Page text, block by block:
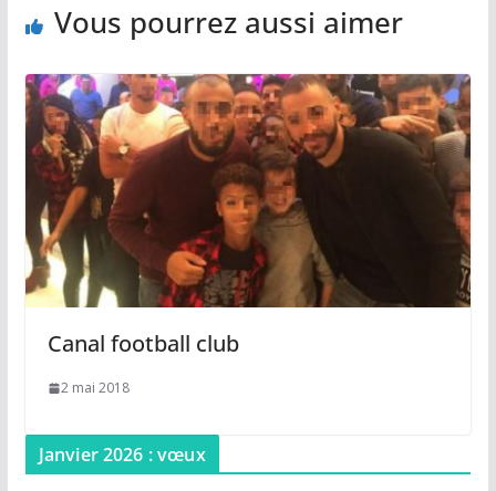
Vous pourrez aussi aimer
Canal football club
2 mai 2018
Janvier 2026 : vœux